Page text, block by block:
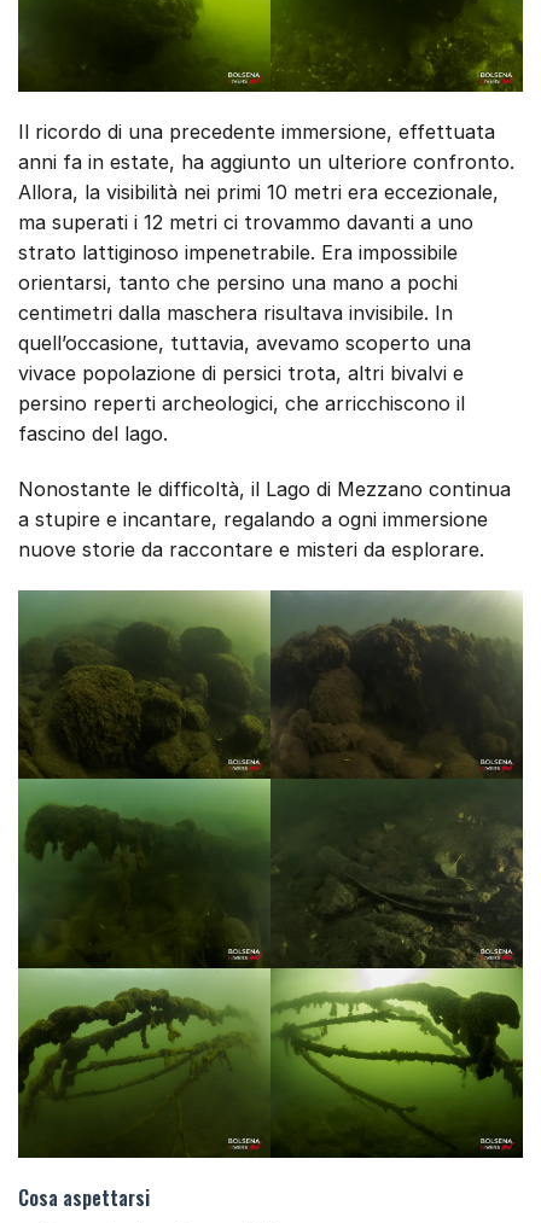
Il ricordo di una precedente immersione, effettuata
anni fa in estate, ha aggiunto un ulteriore confronto.
Allora, la visibilità nei primi 10 metri era eccezionale,
ma superati i 12 metri ci trovammo davanti a uno
strato lattiginoso impenetrabile. Era impossibile
orientarsi, tanto che persino una mano a pochi
centimetri dalla maschera risultava invisibile. In
quell’occasione, tuttavia, avevamo scoperto una
vivace popolazione di persici trota, altri bivalvi e
persino reperti archeologici, che arricchiscono il
fascino del lago.
Nonostante le difficoltà, il Lago di Mezzano continua
a stupire e incantare, regalando a ogni immersione
nuove storie da raccontare e misteri da esplorare.
Cosa aspettarsi